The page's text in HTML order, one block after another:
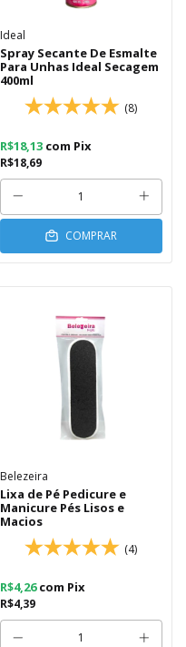
Ideal
Spray Secante De Esmalte
Para Unhas Ideal Secagem
400ml
(8)
R$18,69
R$18,13 com Pix
COMPRAR
Belezeira
Lixa de Pé Pedicure e
Manicure Pés Lisos e
Macios
(4)
R$4,39
R$4,26com Pix